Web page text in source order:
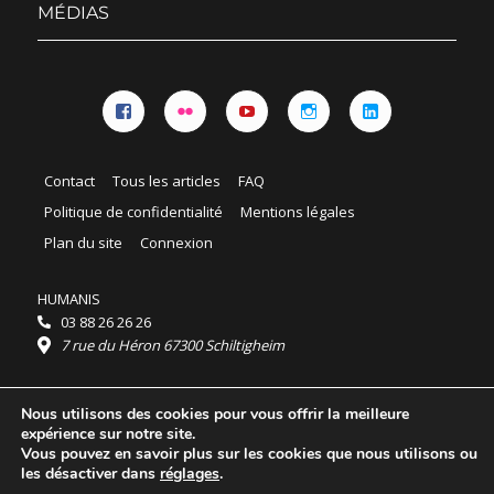
MÉDIAS
Contact Tous les articles
FAQ
Politique de confidentialité
Mentions légales
Plan du site
Connexion
HUMANIS
03 88 26 26 26
7 rue du Héron 67300 Schiltigheim
Horaires :
HUMANIS : du lundi au vendredi 9h - 18h
Ordidocaz : du lundi au vendredi 8h - 19h
© 2025 HUMANIS, tous droits réservés.
Licence Creative Commons Attribution 4.0
Nous utilisons des cookies pour vous offrir la meilleure
expérience sur notre site.
Vous pouvez en savoir plus sur les cookies que nous utilisons ou
les désactiver dans réglages.